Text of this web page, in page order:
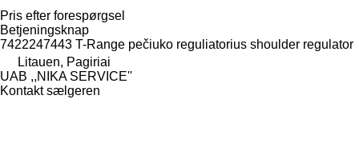
Pris efter forespørgsel
Betjeningsknap
7422247443 T-Range pečiuko reguliatorius shoulder regulator
Litauen, Pagiriai
UAB ,,NIKA SERVICE''
Kontakt sælgeren